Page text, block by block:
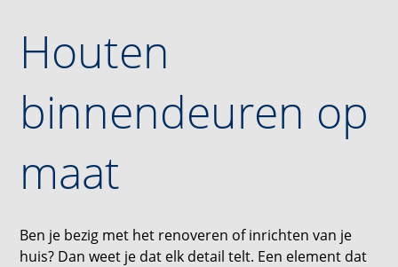
Houten
binnendeuren op
maat
Ben je bezig met het renoveren of inrichten van je
huis? Dan weet je dat elk detail telt. Een element dat